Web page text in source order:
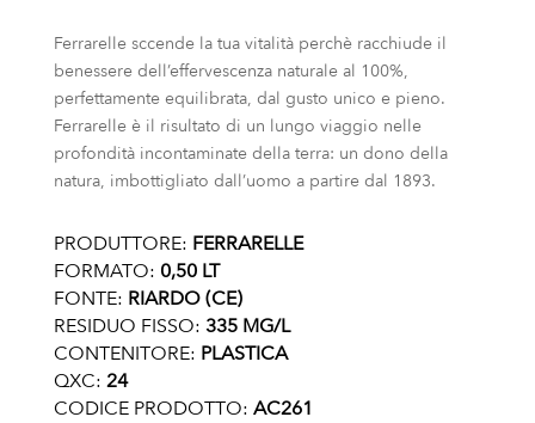
Ferrarelle sccende la tua vitalità perchè racchiude il
benessere dell’effervescenza naturale al 100%,
perfettamente equilibrata, dal gusto unico e pieno.
Ferrarelle è il risultato di un lungo viaggio nelle
profondità incontaminate della terra: un dono della
natura, imbottigliato dall’uomo a partire dal 1893.
PRODUTTORE: FERRARELLE
FORMATO: 0,50 LT
FONTE: RIARDO (CE)
RESIDUO FISSO: 335 MG/L
CONTENITORE: PLASTICA
QXC: 24
CODICE PRODOTTO: AC261